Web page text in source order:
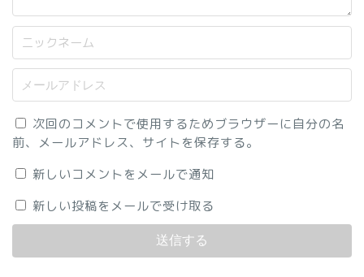
次回のコメントで使用するためブラウザーに自分の名
前、メールアドレス、サイトを保存する。
新しいコメントをメールで通知
新しい投稿をメールで受け取る